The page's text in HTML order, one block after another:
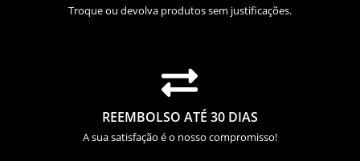
Troque ou devolva produtos sem justificações.

REEMBOLSO ATÉ 30 DIAS
A sua satisfação é o nosso compromisso!